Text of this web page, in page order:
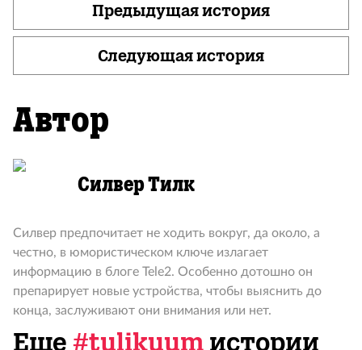
Предыдущая история
Следующая история
Автор
Силвер Тилк
Силвер предпочитает не ходить вокруг, да около, а
честно, в юмористическом ключе излагает
информацию в блоге Tele2. Особенно дотошно он
препарирует новые устройства, чтобы выяснить до
конца, заслуживают они внимания или нет.
Еще #tulikuum истории